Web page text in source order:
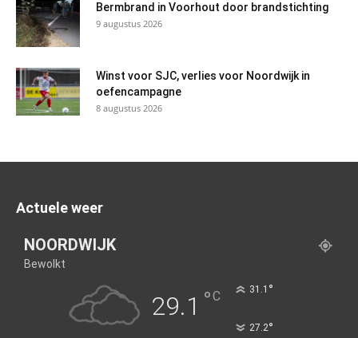
Bermbrand in Voorhout door brandstichting
9 augustus 2026
Winst voor SJC, verlies voor Noordwijk in
oefencampagne
8 augustus 2026
Actuele weer
NOORDWIJK
Bewolkt
29.1 °C 31.1 °
27.2°